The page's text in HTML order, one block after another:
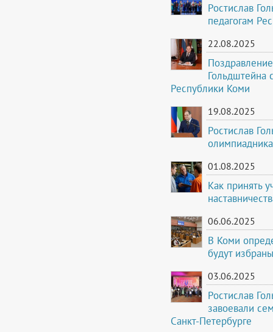
Ростислав
педагогам
22.08.2025
Гольдштейна
Республики Коми
19.08.2025
Ростислав
01.08.2025
Как принять
06.06.2025
В Коми
будут
03.06.2025
Ростислав
завоевали
Санкт-Петербурге